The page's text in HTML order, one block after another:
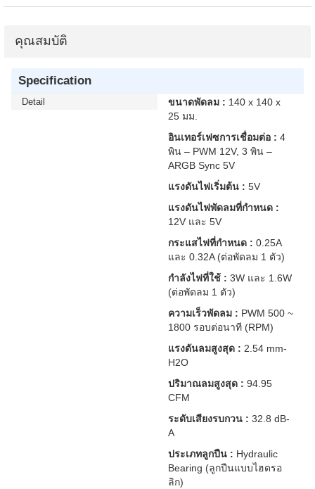
คุณสมบัติ
Specification
Detail ขนาดพัดลม : 140 x 140 x
25 มม.
อินเทอร์เฟซการเชื่อมต่อ : 4
พิน – PWM 12V, 3 พิน –
ARGB Sync 5V
แรงดันไฟเริ่มต้น : 5V
แรงดันไฟพัดลมที่กำหนด :
12V และ 5V
กระแสไฟที่กำหนด : 0.25A
และ 0.32A (ต่อพัดลม 1 ตัว)
กำลังไฟที่ใช้ : 3W และ 1.6W
(ต่อพัดลม 1 ตัว)
ความเร็วพัดลม : PWM 500 ~
1800 รอบต่อนาที (RPM)
แรงดันลมสูงสุด : 2.54 mm-
H2O
ปริมาณลมสูงสุด : 94.95
CFM
ระดับเสียงรบกวน : 32.8 dB-
A
ประเภทลูกปืน : Hydraulic
Bearing (ลูกปืนแบบไฮดรอ
ลิก)